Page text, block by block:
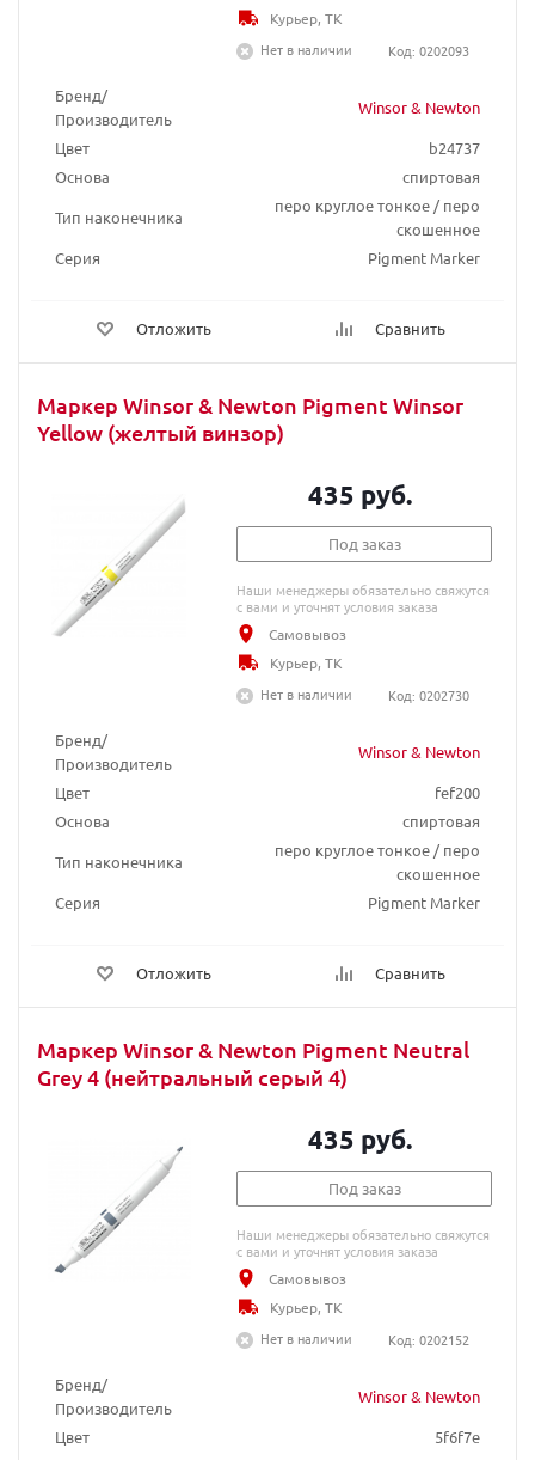
Бренд/
Производитель
Winsor & Newton
Цвет
b24737
Основа
спиртовая
Тип наконечника
перо круглое тонкое / перо
скошенное
Серия
Pigment Marker
Отложить Сравнить
Курьер, ТК
Нет в наличии
Код: 0202093
Маркер Winsor & Newton Pigment Winsor
Yellow (желтый винзор)
Бренд/
Производитель
Winsor & Newton
Цвет
fef200
Основа
спиртовая
Тип наконечника
перо круглое тонкое / перо
скошенное
Серия
Pigment Marker
Отложить Сравнить
435 руб.
Под заказ
Наши менеджеры обязательно свяжутся
с вами и уточнят условия заказа
Самовывоз
Курьер, ТК
Нет в наличии
Код: 0202730
Маркер Winsor & Newton Pigment Neutral
Grey 4 (нейтральный серый 4)
Бренд/
Производитель
Winsor & Newton
Цвет
5f6f7e
435 руб.
Под заказ
Наши менеджеры обязательно свяжутся
с вами и уточнят условия заказа
Самовывоз
Курьер, ТК
Нет в наличии
Код: 0202152